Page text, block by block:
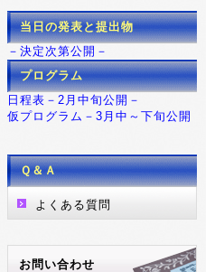
当日の発表と提出物
－決定次第公開－
プログラム
日程表－2月中旬公開－
仮プログラム－3月中～下旬公開
Ｑ＆Ａ
よくある質問
お問い合わせ